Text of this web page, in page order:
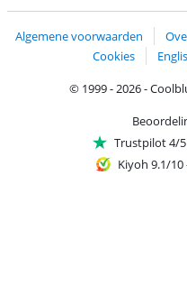
Algemene voorwaarden
Cookies
© 1999 - 2026 -
Trustpilot 4/5
Kiyoh 9.1/10